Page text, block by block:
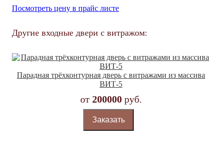
Посмотреть цену в прайс листе
Другие входные двери с витражом:
Парадная трёхконтурная дверь с витражами из массива
ВИТ-5
от 200000 руб.
Заказать